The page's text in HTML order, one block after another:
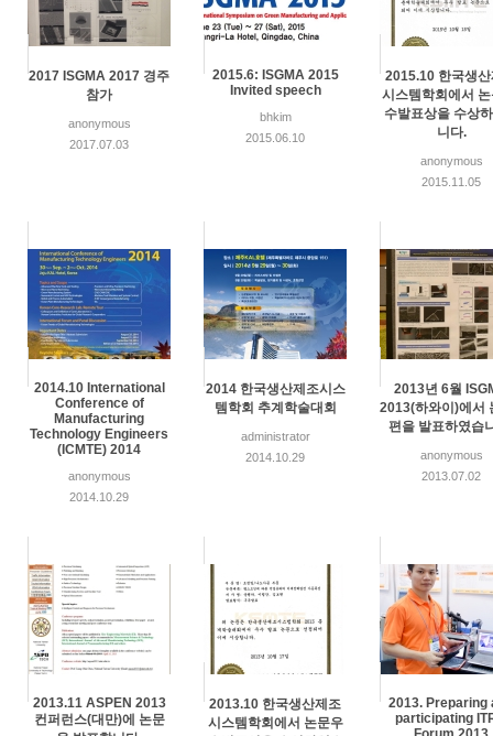
2017 ISGMA 2017 경주
참가
anonymous
2017.07.03
2015.6: ISGMA 2015
Invited speech
bhkim
2015.06.10
2015.10 한국생
시스템학회에서
수발표상을 수상
니다.
anonymous
2015.11.05
2014.10 International
Conference of
Manufacturing
Technology Engineers
(ICMTE) 2014
anonymous
2014.10.29
2014 한국생산제조시스
템학회 추계학술대회
administrator
2014.10.29
2013년 6월
2013(하와이)에서
편을 발표하였습
anonymous
2013.07.02
2013.11 ASPEN 2013
컨퍼런스(대만)에 논문
2013.10 한국생산제조
시스템학회에서 논문우
2013. Preparing
participating